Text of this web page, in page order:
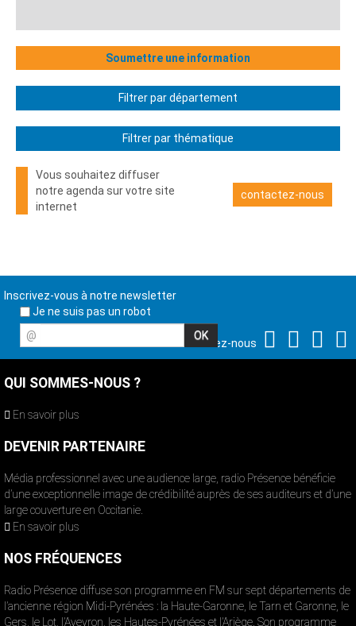
Soumettre une information
Filtrer par département
Filtrer par thématique
Vous souhaitez diffuser
notre agenda sur votre site
internet
contactez-nous
Inscrivez-vous à notre newsletter
Je ne suis pas un robot
@
Suivez-nous
QUI SOMMES-NOUS ?
En savoir plus
DEVENIR PARTENAIRE
Média professionnel avec une audience large, radio Présence bénéficie
d’une exceptionnelle image de crédibilité auprès de ses auditeurs et d’une
large couverture en Occitanie.
En savoir plus
NOS FRÉQUENCES
Radio Présence diffuse son programme en FM sur sept départements de
l’ancienne région Midi-Pyrénées : la Haute-Garonne, le Tarn et Garonne, le
Gers, le Lot, l’Aveyron, les Hautes-Pyrénées et l’Ariège. Son programme